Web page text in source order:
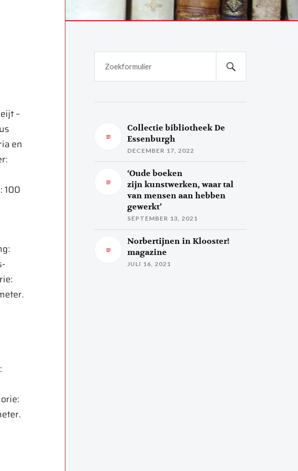
–
en
100
Collectie bibliotheek De
Essenburgh
DECEMBER 17, 2022
‘Oude boeken
zijn kunstwerken, waar tal
van mensen aan hebben
gewerkt’
SEPTEMBER 13, 2021
Norbertijnen in Klooster!
magazine
JULI 16, 2021